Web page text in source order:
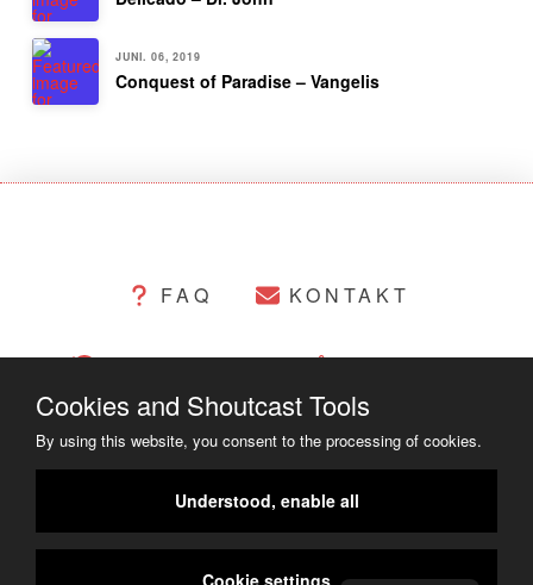
JUNI. 06, 2019
Conquest of Paradise – Vangelis
FAQ KONTAKT
CHANGELOG COOKIES
RECHTLICHES
COPYRIGHT ©2014 - 2023
Cookies and Shoutcast Tools
By using this website, you consent to the processing of cookies.
Understood, enable all
Cookie settings